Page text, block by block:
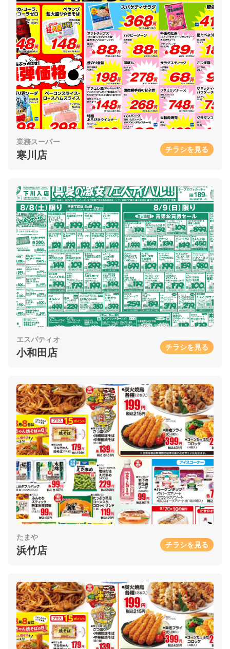
業務スーパー
寒川店 チラシを見る
エスパティオ
小和田店 チラシを見る
たまや
浜竹店 チラシを見る